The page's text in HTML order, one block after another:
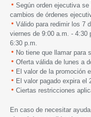
Según orden ejecutiva
cambios de órdenes
Válido para redimir los 7
viernes de 9:00 a.m. - 4:30
6:30 p.m.
No tiene que llamar para
Oferta válida de lunes a
El valor de la promoción
El valor pagado expira el
Ciertas restricciones
En caso de necesitar